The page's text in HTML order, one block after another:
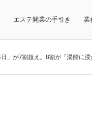
エステ開業の手引き 業
」が7割超え。8割が「湯船に浸